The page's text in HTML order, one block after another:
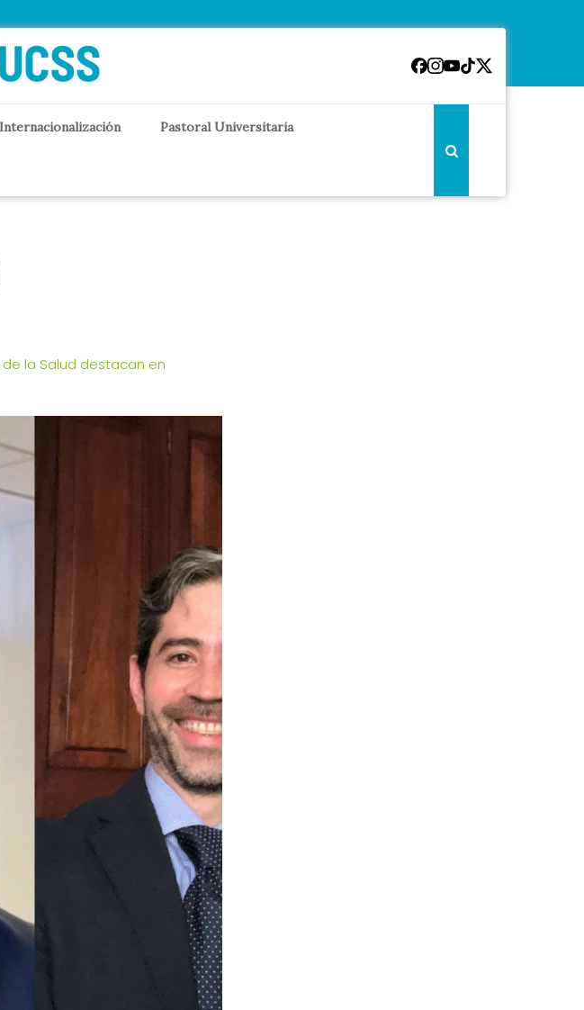
Internacionalización Pastoral Universitaria
la Salud destacan en